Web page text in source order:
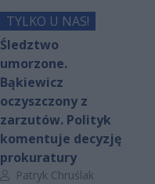
TYLKO U NAS!
Śledztwo
umorzone.
Bąkiewicz
oczyszczony z
zarzutów. Polityk
komentuje decyzję
prokuratury
Autor artykułu:
Patryk Chruślak